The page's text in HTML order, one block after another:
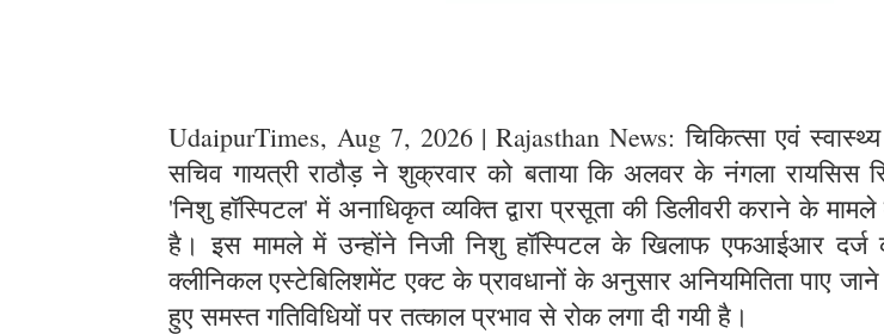
UdaipurTimes, Aug 7, 2026 | Rajasthan News: चिकित्सा एवं
सचिव गायत्री राठौड़ ने शुक्रवार को बताया कि अलवर के नंगला रायसिस
'निशु हॉस्पिटल' में अनाधिकृत व्यक्ति द्वारा प्रसूता की डिलीवरी कराने के
है। इस मामले में उन्होंने निजी निशु हॉस्पिटल के खिलाफ एफआईआर दर्ज
क्लीनिकल एस्टेबिलिशमेंट एक्ट के प्रावधानों के अनुसार अनियमितिता पाए
हुए समस्त गतिविधियों पर तत्काल प्रभाव से रोक लगा दी गयी है।